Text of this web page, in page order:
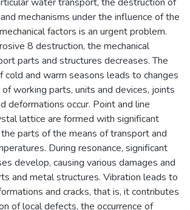
mechanisms under the influence of the
factors is an urgent problem.
8 destruction, the mechanical
parts and structures decreases. The
cold and warm seasons leads to changes
working parts, units and devices, joints
deformations occur. Point and line
lattice are formed with significant
parts of the means of transport and
During resonance, significant
develop, causing various damages and
and metal structures. Vibration leads to
and cracks, that is, it contributes
of local defects, the occurrence of